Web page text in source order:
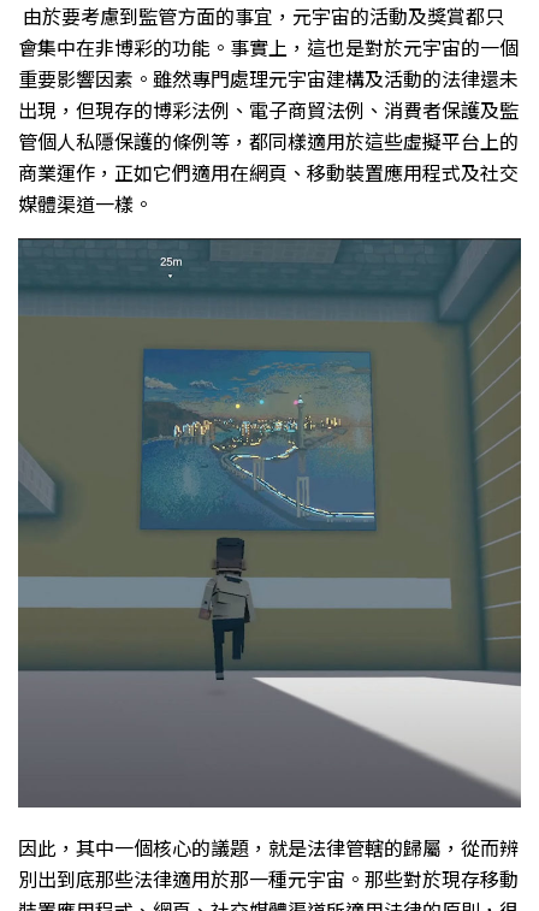
由於要考慮到監管方面的事宜，元宇宙的活動及獎賞都只
會集中在非博彩的功能。事實上，這也是對於元宇宙的一個
重要影響因素。雖然專門處理元宇宙建構及活動的法律還未
出現，但現存的博彩法例、電子商貿法例、消費者保護及監
管個人私隱保護的條例等，都同樣適用於這些虛擬平台上的
商業運作，正如它們適用在網頁、移動裝置應用程式及社交
媒體渠道一樣。
因此，其中一個核心的議題，就是法律管轄的歸屬，從而辨
別出到底那些法律適用於那一種元宇宙。那些對於現存移動